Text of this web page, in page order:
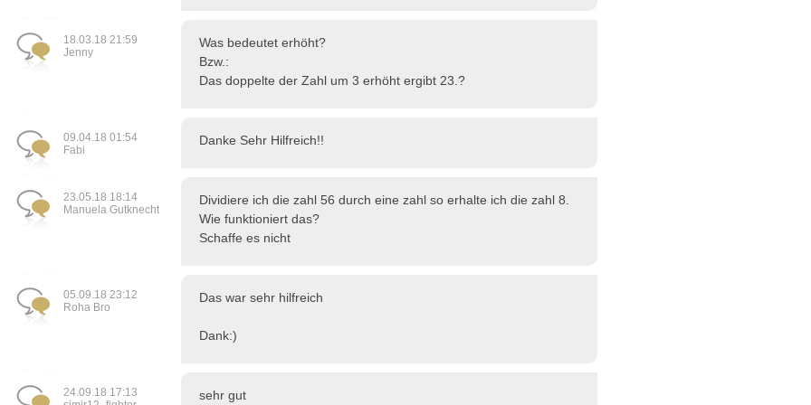
18.03.18 21:59
Jenny
Was bedeutet erhöht?
Bzw.:
Das doppelte der Zahl um 3 erhöht ergibt 23.?
09.04.18 01:54
Fabi
Danke Sehr Hilfreich!!
23.05.18 18:14
Manuela Gutknecht
Dividiere ich die zahl 56 durch eine zahl so erhalte ich die zahl 8.
Wie funktioniert das?
Schaffe es nicht
05.09.18 23:12
Roha Bro
Das war sehr hilfreich
Dank:)
24.09.18 17:13
sehr gut